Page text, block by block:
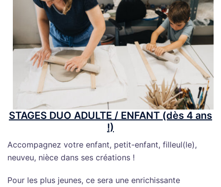
STAGES DUO ADULTE / ENFANT (dès 4 ans
!)
Accompagnez votre enfant, petit-enfant, filleul(le),
neuveu, nièce dans ses créations !
Pour les plus jeunes, ce sera une enrichissante